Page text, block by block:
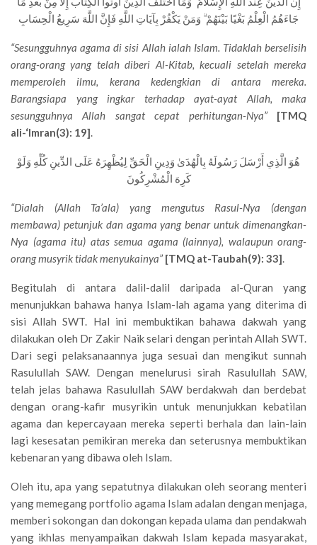
جَاءَهُمُ الْعِلْمُ بَغْيًا بَيْنَهُمْ ۗ وَمَنْ يَكْفُرْ بِآيَاتِ اللَّهِ فَإِنَّ اللَّهَ سَرِيعُ الْحِسَابِ
“Sesungguhnya agama di sisi Allah ialah Islam. Tidaklah berselisih
orang-orang yang telah diberi Al-Kitab, kecuali setelah mereka
memperoleh ilmu, kerana kedengkian di antara mereka.
Barangsiapa yang ingkar terhadap ayat-ayat Allah, maka
sesungguhnya Allah sangat cepat perhitungan-Nya”
[TMQ
ali-‘Imran(3): 19].
هُوَ الَّذِي أَرْسَلَ رَسُولَهُ بِالْهُدَىٰ وَدِينِ الْحَقِّ لِيُظْهِرَهُ عَلَى الدِّينِ كُلِّهِ وَلَوْ
كَرِهَ الْمُشْرِكُونَ
“Dialah (Allah Ta’ala) yang mengutus Rasul-Nya (dengan
membawa) petunjuk dan agama yang benar untuk dimenangkan-
Nya (agama itu) atas semua agama (lainnya), walaupun orang-
orang musyrik tidak menyukainya”[TMQ at-Taubah(9): 33].
Begitulah di antara dalil-dalil daripada al-Quran yang
menunjukkan bahawa hanya Islam-lah agama yang diterima di
sisi Allah SWT. Hal ini membuktikan bahawa dakwah yang
dilakukan oleh Dr Zakir Naik selari dengan perintah Allah SWT.
Dari segi pelaksanaannya juga sesuai dan mengikut sunnah
Rasulullah SAW. Dengan menelurusi sirah Rasulullah SAW,
telah jelas bahawa Rasulullah SAW berdakwah dan berdebat
dengan orang-kafir musyrikin untuk menunjukkan kebatilan
agama dan kepercayaan mereka seperti berhala dan lain-lain
lagi kesesatan pemikiran mereka dan seterusnya membuktikan
kebenaran yang dibawa oleh Islam.
Oleh itu, apa yang sepatutnya dilakukan oleh seorang menteri
yang memegang portfolio agama Islam adalan dengan menjaga,
memberi sokongan dan dokongan kepada ulama dan pendakwah
yang ikhlas menyampaikan dakwah Islam kepada masyarakat,